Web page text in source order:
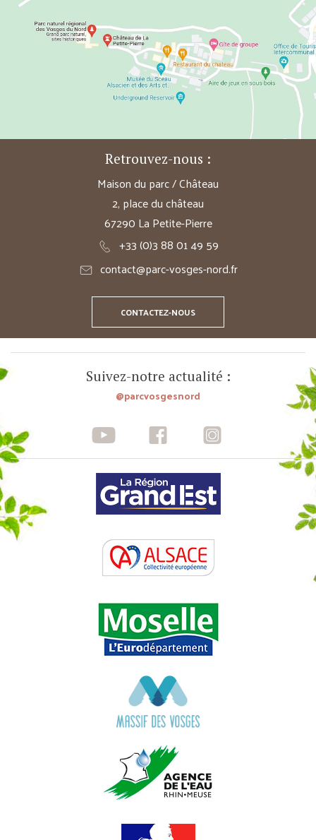
Retrouvez-nous :
Maison du parc / Château
2, place du château
67290 La Petite-Pierre
+33 (0)3 88 01 49 59
contact@parc-vosges-nord.fr
CONTACTEZ-NOUS
Suivez-notre actualité :
@parcvosgesnord